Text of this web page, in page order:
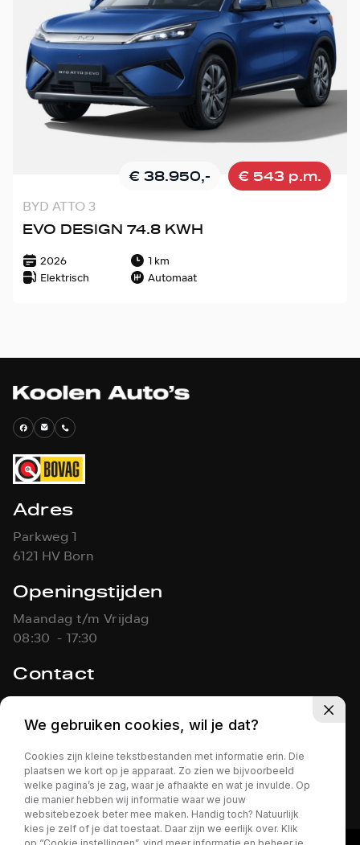
€ 38.950,- € 543 p.m.
BYD ATTO 3
EVO DESIGN 74.8 KWH
2026
1 km
Elektrisch
Automaat
Adres
Parkweg 1
6121 HV Born
Openingstijden
Maandag t/m Vrijdag
08:30 - 17:30
Contact
046-4861451
info@koolen-autos.nl
KOOLEN AUTO'S
Privacy policy
We gebruiken cookies, wil je dat?
Cookies zijn kleine tekstbestanden met informatie erin. Die
plaatsen we kort op je apparaat. Zo zien we bijvoorbeeld
welke pagina’s je zag, waar je afhaakte en wat je invulde. Op
die manier hebben wij informatie waar we jouw
websitebezoek beter mee maken. Handig toch? Natuurlijk
kies je zelf of je dat toestaat. Daar zijn we eerlijk over. Klik